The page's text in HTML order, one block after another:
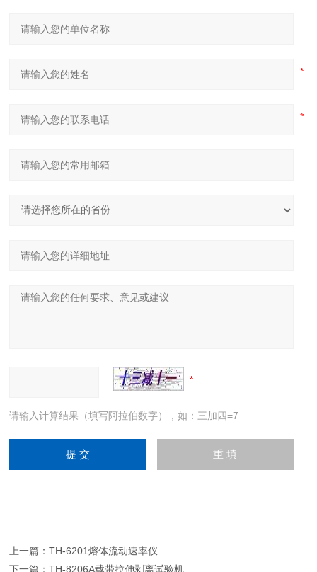
请输入计算结果（填写阿拉伯数字），如：三加四=7
上一篇：TH-6201熔体流动速率仪
下一篇：TH-8206A载带拉伸剥离试验机